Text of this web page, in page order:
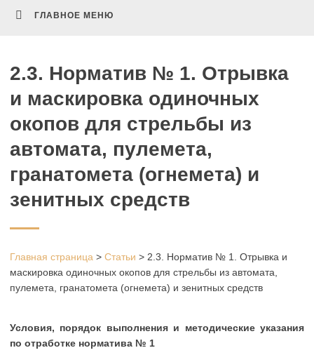
ГЛАВНОЕ МЕНЮ
2.3. Норматив № 1. Отрывка
и маскировка одиночных
окопов для стрельбы из
автомата, пулемета,
гранатомета (огнемета) и
зенитных средств
Главная страница > Статьи > 2.3. Норматив № 1. Отрывка и
маскировка одиночных окопов для стрельбы из автомата,
пулемета, гранатомета (огнемета) и зенитных средств
Условия, порядок выполнения и методические указания
по отработке норматива № 1